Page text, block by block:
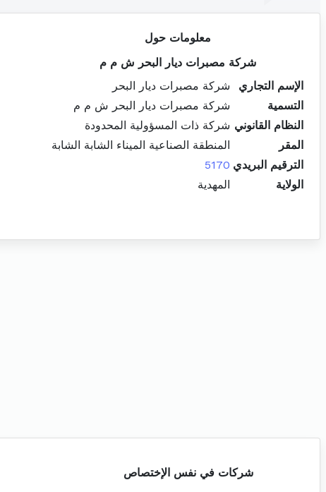
معلومات حول
شركة مصبرات ديار البحر ش م م
الإسم التجاري
شركة مصبرات ديار البحر
التسمية
شركة مصبرات ديار البحر ش م م
النظام القانوني شركة ذات المسؤولية المحدودة
المقر
المنطقة الصناعية الميناء الشابة الشابة
الترقيم البريدي 5170
الولاية
المهدية
شركات في نفس الإختصاص